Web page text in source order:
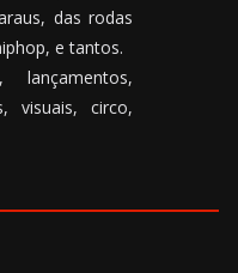
das rodas
e tantos.
lançamentos,
visuais, circo,